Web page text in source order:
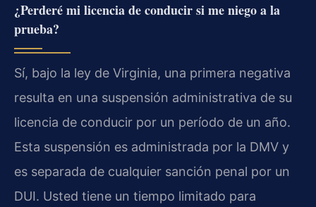
¿Perderé mi licencia de conducir si me niego a la
prueba?
Sí, bajo la ley de Virginia, una primera negativa
resulta en una suspensión administrativa de su
licencia de conducir por un período de un año.
Esta suspensión es administrada por la DMV y
es separada de cualquier sanción penal por un
DUI. Usted tiene un tiempo limitado para